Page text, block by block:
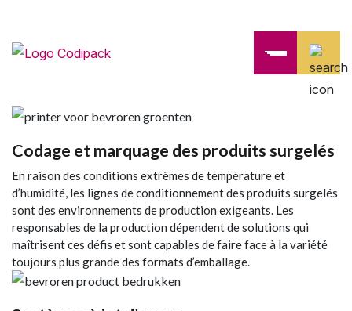
Codage et marquage des produits surgelés
En raison des conditions extrêmes de température et
d’humidité, les lignes de conditionnement des produits surgelés
sont des environnements de production exigeants. Les
responsables de la production dépendent de solutions qui
maîtrisent ces défis et sont capables de faire face à la variété
toujours plus grande des formats d’emballage.